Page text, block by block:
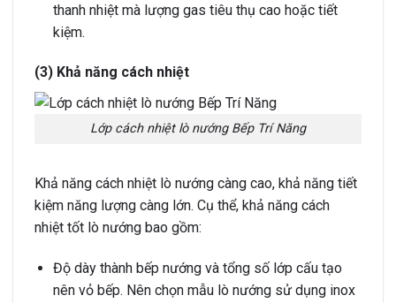
thanh nhiệt mà lượng gas tiêu thụ cao hoặc tiết
kiệm.
(3) Khả năng cách nhiệt
Lớp cách nhiệt lò nướng Bếp Trí Năng
Khả năng cách nhiệt lò nướng càng cao, khả năng tiết
kiệm năng lượng càng lớn. Cụ thể, khả năng cách
nhiệt tốt lò nướng bao gồm:
Độ dày thành bếp nướng và tổng số lớp cấu tạo
nên vỏ bếp. Nên chọn mẫu lò nướng sử dụng inox